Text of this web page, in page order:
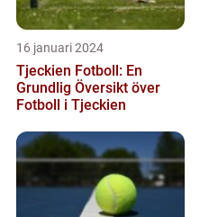
16 januari 2024
Tjeckien Fotboll: En
Grundlig Översikt över
Fotboll i Tjeckien